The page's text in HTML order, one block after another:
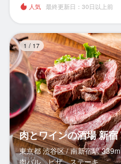
人気 最終更新日：30日以上前
1 / 17
肉とワインの酒場 新
東京都 渋谷区 / 南新宿駅 339m
肉バル、ピザ、ステーキ